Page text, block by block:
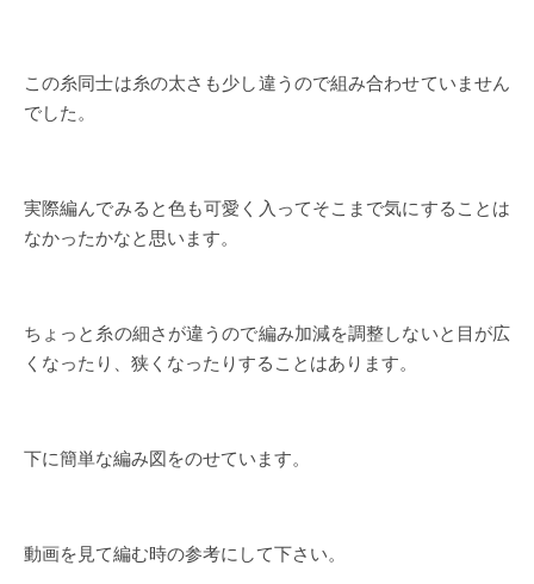
この糸同士は糸の太さも少し違うので組み合わせていません
でした。
実際編んでみると色も可愛く入ってそこまで気にすることは
なかったかなと思います。
ちょっと糸の細さが違うので編み加減を調整しないと目が広
くなったり、狭くなったりすることはあります。
下に簡単な編み図をのせています。
動画を見て編む時の参考にして下さい。